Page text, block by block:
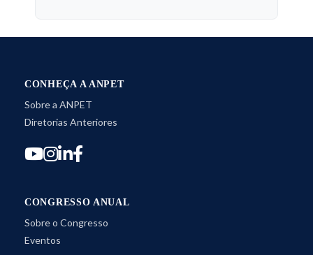
CONHEÇA A ANPET
Sobre a ANPET
Diretorias Anteriores
CONGRESSO ANUAL
Sobre o Congresso
Eventos